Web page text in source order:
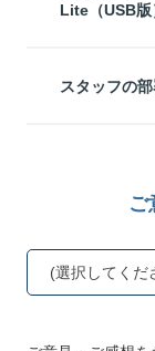
Lite（USB版
スタッフの
ご
(選択してくだ